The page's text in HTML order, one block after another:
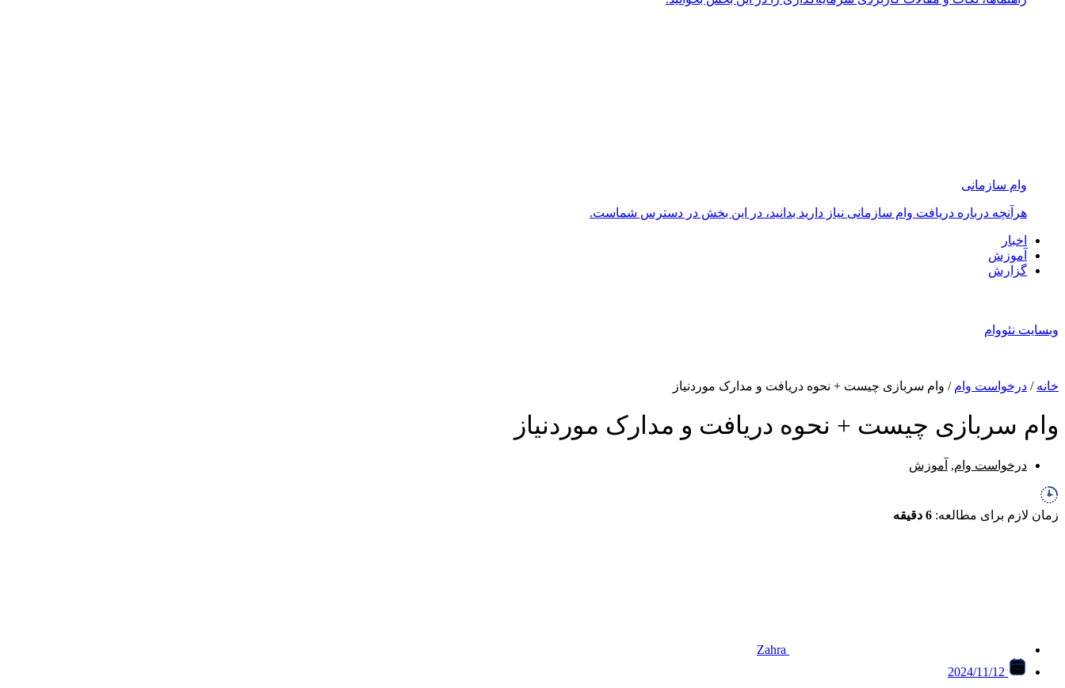
وام سازمانی
هرآنچه درباره دریافت وام سازمانی نیاز دارید بدانید، در این بخش در دسترس شماست.
اخبار
آموزش
گزارش
وبسایت نئووام
خانه / درخواست وام / وام سربازی چیست + نحوه دریافت و مدارک موردنیاز
وام سربازی چیست + نحوه دریافت و مدارک موردنیاز
درخواست وام, آموزش
زمان لازم برای مطالعه: 6 دقیقه
Zahra
2024/11/12